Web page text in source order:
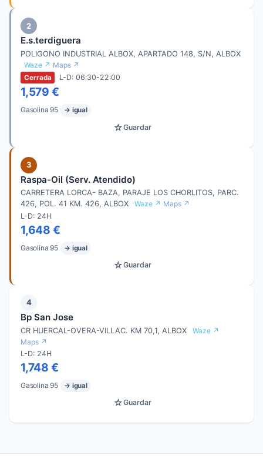
2
E.s.terdiguera
POLIGONO INDUSTRIAL ALBOX, APARTADO 148, S/N, ALBOX
Waze ↗ Maps ↗
Cerrada L-D: 06:30-22:00
1,579 €
Gasolina 95 → igual
☆Guardar
3
Raspa-Oil (Serv. Atendido)
CARRETERA LORCA- BAZA, PARAJE LOS CHORLITOS, PARC.
426, POL. 41 KM. 426, ALBOX
Waze ↗ Maps ↗
L-D: 24H
1,648 €
Gasolina 95 → igual
☆Guardar
4
Bp San Jose
CR HUERCAL-OVERA-VILLAC. KM 70,1, ALBOX
Waze ↗
Maps ↗
L-D: 24H
1,748 €
Gasolina 95 → igual
☆Guardar